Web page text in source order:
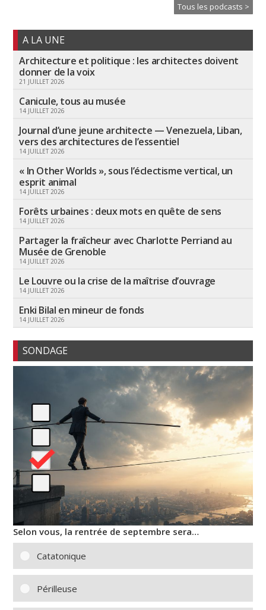
Tous les podcasts >
A LA UNE
Architecture et politique : les architectes doivent
donner de la voix
21 JUILLET 2026
Canicule, tous au musée
14 JUILLET 2026
Journal d’une jeune architecte — Venezuela, Liban,
vers des architectures de l’essentiel
14 JUILLET 2026
« In Other Worlds », sous l’éclectisme vertical, un
esprit animal
14 JUILLET 2026
Forêts urbaines : deux mots en quête de sens
14 JUILLET 2026
Partager la fraîcheur avec Charlotte Perriand au
Musée de Grenoble
14 JUILLET 2026
Le Louvre ou la crise de la maîtrise d’ouvrage
14 JUILLET 2026
Enki Bilal en mineur de fonds
14 JUILLET 2026
SONDAGE
Selon vous, la rentrée de septembre sera…
Catatonique
Périlleuse